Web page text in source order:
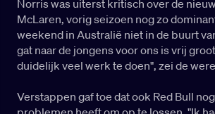
Norris was uiterst kritisch over de
McLaren, vorig seizoen nog zo
weekend in Australië niet in de buurt
gat naar de jongens voor ons is vrij
duidelijk veel werk te doen", zei de
Verstappen gaf toe dat ook Red Bull